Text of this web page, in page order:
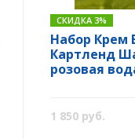
СКИДКА 3%
Набор Крем
Картленд
розовая
1 850 руб.